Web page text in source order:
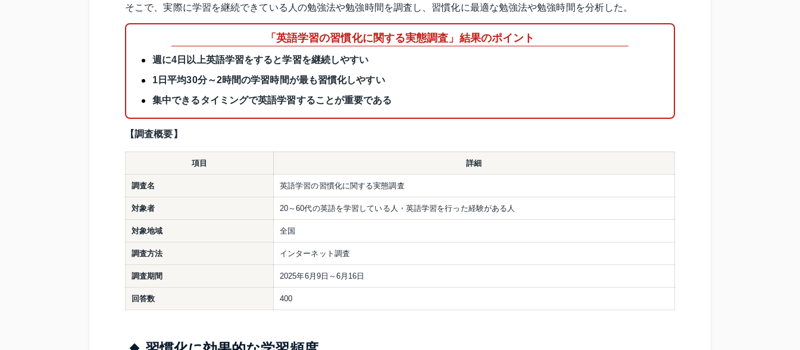
そこで、実際に学習を継続できている人の勉強法や勉強時間を調査し、習慣化に最適な勉強法や勉強時間を分析した。
「英語学習の習慣化に関する実態調査」結果のポイント
週に4日以上英語学習をすると学習を継続しやすい
1日平均30分～2時間の学習時間が最も習慣化しやすい
集中できるタイミングで英語学習することが重要である
【調査概要】
項目 詳細
調査名 英語学習の習慣化に関する実態調査
対象者 20～60代の英語を学習している人・英語学習を行った経験がある人
対象地域 全国
調査方法 インターネット調査
調査期間 2025年6月9日～6月16日
回答数 400